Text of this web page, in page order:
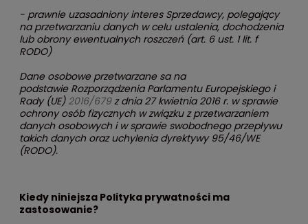
- prawnie uzasadniony interes Sprzedawcy, polegający
na przetwarzaniu danych w celu ustalenia, dochodzenia
lub obrony ewentualnych roszczeń (art. 6 ust. 1 lit. f
RODO)
Dane osobowe przetwarzane sa na
podstawie Rozporządzenia Parlamentu Europejskiego i
Rady (UE) 2016/679z dnia 27 kwietnia 2016 r. w sprawie
ochrony osób fizycznych w związku z przetwarzaniem
danych osobowych i w sprawie swobodnego przepływu
takich danych oraz uchylenia dyrektywy 95/46/WE
(RODO).
Kiedy niniejsza Polityka prywatności ma
zastosowanie?